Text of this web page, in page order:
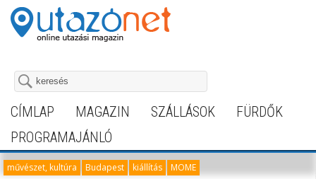
CÍMLAP MAGAZIN SZÁLLÁSOK
FÜRDŐK
PROGRAMAJÁNLÓ
művészet, kultúra Budapest kiállítás MOME